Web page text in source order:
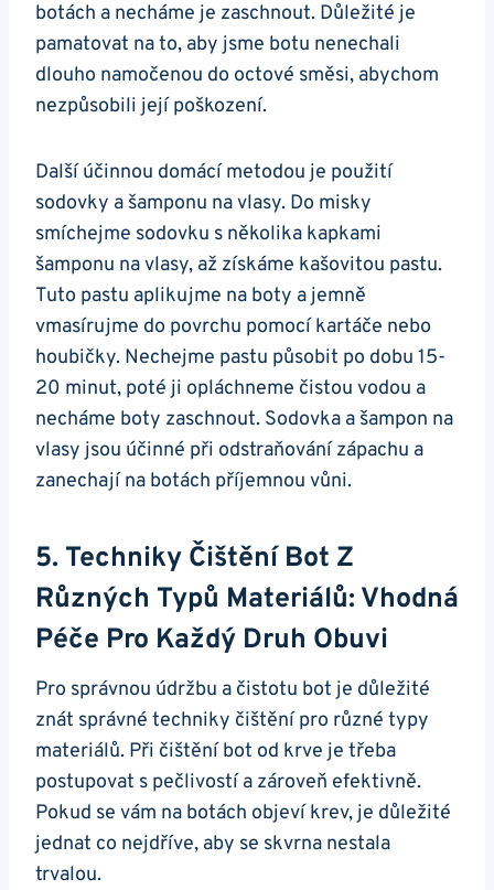
botách ⁤a necháme je zaschnout. Důležité je
pamatovat na to, aby jsme botu nenechali
dlouho namočenou do octové směsi, abychom
nezpůsobili její poškození.
Další účinnou domácí metodou‌ je použití
sodovky a šamponu na vlasy.⁤ Do misky
smíchejme sodovku s několika kapkami
šamponu na vlasy, až získáme kašovitou pastu.
Tuto pastu aplikujme na boty a jemně
vmasírujme​ do povrchu pomocí kartáče nebo
houbičky. Nechejme pastu působit po dobu 15-
20 minut, poté ji opláchneme čistou vodou a
necháme boty zaschnout. Sodovka a šampon na
vlasy jsou účinné při odstraňování zápachu a
zanechají na botách příjemnou vůni.
5. Techniky Čištění ​bot Z
Různých⁣ Typů Materiálů: Vhodná
Péče Pro⁣ Každý Druh Obuvi
Pro správnou údržbu a čistotu⁤ bot je ⁣důležité
znát správné techniky⁢ čištění pro různé typy‍
materiálů. Při čištění bot od krve je‌ třeba
postupovat s pečlivostí a zároveň efektivně.
Pokud se vám⁣ na botách objeví​ krev, ⁤je důležité
⁣jednat co nejdříve, aby se skvrna nestala
trvalou.